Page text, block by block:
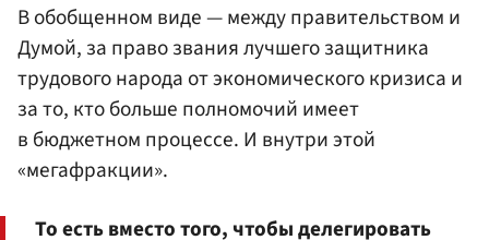
В обобщенном виде — между правительством и
Думой, за право звания лучшего защитника
трудового народа от экономического кризиса и
за то, кто больше полномочий имеет
в бюджетном процессе. И внутри этой
«мегафракции».
То есть вместо того, чтобы делегировать